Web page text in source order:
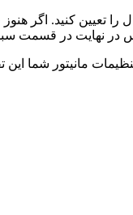
تعیین کنید. اگر هنوز